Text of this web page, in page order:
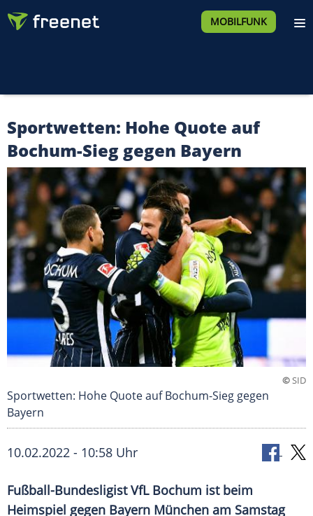
MOBILFUNK
Sportwetten: Hohe Quote auf
Bochum-Sieg gegen Bayern
©SID
Sportwetten: Hohe Quote auf Bochum-Sieg gegen
Bayern
10.02.2022 - 10:58 Uhr
Fußball-Bundesligist VfL Bochum ist beim
Heimspiel gegen Bayern München am Samstag